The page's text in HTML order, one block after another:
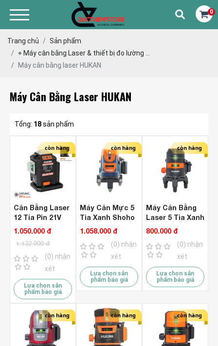
0
Trang chủ
Sản phẩm
⌖ Máy cân bằng Laser & thiết bị đo lường ...
Máy cân bằng laser HUKAN
Máy Cân Bằng Laser HUKAN
Tổng: 18sản phẩm
còn hàng
Cân Bằng Laser
12 Tia Pin 21V
Hukan G2-
Pin & Sạc )
1.050.000 đ
1.132.000 đ
(0) nhận
xét
Lựa chọn sản
phẩm báo giá
còn hàng
Máy Cân Mực 5
Tia Xanh Shoho
XH-T
1.058.000 đ
(0) nhận
xét
Lựa chọn sản
phẩm báo giá
còn hàng
Máy Cân Bằng
Laser 5 Tia Xanh
Hukan G1-T81
800.000 đ
(0) nhận
xét
Lựa chọn sản
phẩm báo giá
còn hàng còn hàng còn hàng